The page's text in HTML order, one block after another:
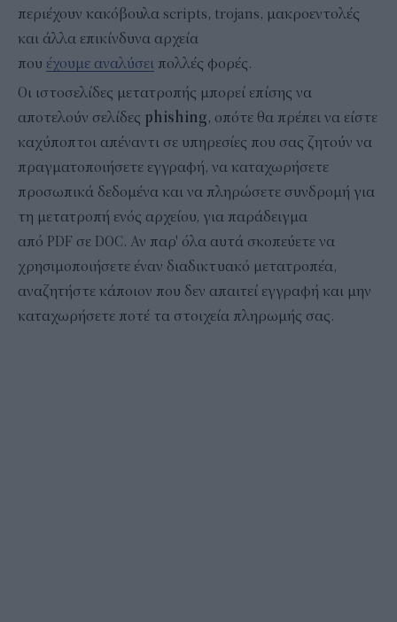
περιέχουν κακόβουλα scripts, trojans, μακροεντολές
και άλλα επικίνδυνα αρχεία
που έχουμε αναλύσει πολλές φορές.
Οι ιστοσελίδες μετατροπής μπορεί επίσης να
αποτελούν σελίδες phishing, οπότε θα πρέπει να είστε
καχύποπτοι απέναντι σε υπηρεσίες που σας ζητούν να
πραγματοποιήσετε εγγραφή, να καταχωρήσετε
προσωπικά δεδομένα και να πληρώσετε συνδρομή για
τη μετατροπή ενός αρχείου, για παράδειγμα
από PDF σε DOC. Αν παρ' όλα αυτά σκοπεύετε να
χρησιμοποιήσετε έναν διαδικτυακό μετατροπέα,
αναζητήστε κάποιον που δεν απαιτεί εγγραφή και μην
καταχωρήσετε ποτέ τα στοιχεία πληρωμής σας.